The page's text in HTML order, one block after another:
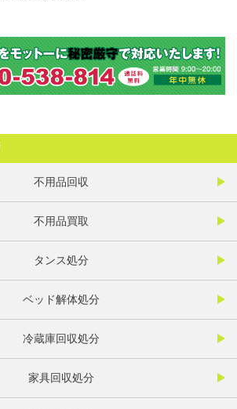
不用品回収
不用品買取
タンス処分
ベッド解体処分
冷蔵庫回収処分
家具回収処分